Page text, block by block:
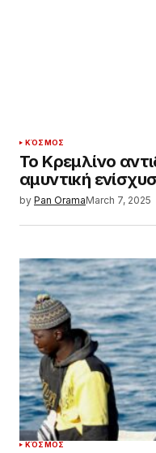
ΚΌΣΜΟΣ
Το Κρεμλίνο
αμυντική
by Pan OramaMarch 7, 2025
ΚΌΣΜΟΣ